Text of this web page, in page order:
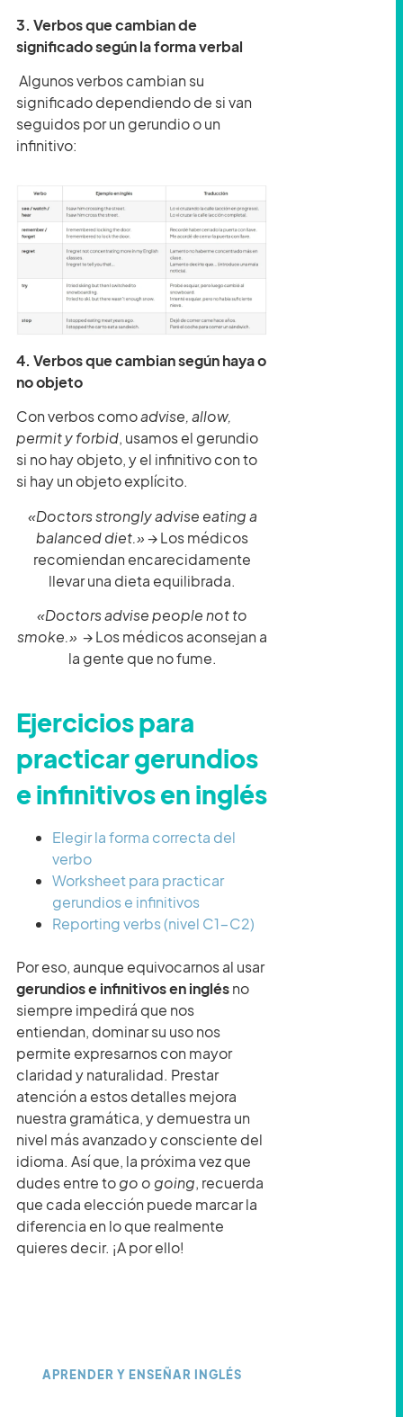
3. Verbos que cambian de
significado según la forma verbal
Algunos verbos cambian su
significado dependiendo de si van
seguidos por un gerundio o un
infinitivo:
4. Verbos que cambian según haya o
no objeto
Con verbos comoadvise, allow,
permit y forbid, usamos el gerundio
si no hay objeto, y el infinitivo con to
si hay un objeto explícito.
«Doctors strongly advise eating a
balanced diet.»→ Los médicos
recomiendan encarecidamente
llevar una dieta equilibrada.
«Doctors advise people not to
smoke.» → Los médicos aconsejan a
la gente que no fume.
Ejercicios para
practicar gerundios
e infinitivos en inglés
Elegir la forma correcta del
verbo
Worksheet para practicar
gerundios e infinitivos
Reporting verbs (nivel C1-C2)
Por eso, aunque equivocarnos al usar
gerundios e infinitivos en inglésno
siempre impedirá que nos
entiendan, dominar su uso nos
permite expresarnos con mayor
claridad y naturalidad. Prestar
atención a estos detalles mejora
nuestra gramática, y demuestra un
nivel más avanzado y consciente del
idioma. Así que, la próxima vez que
dudes entre togo o going, recuerda
que cada elección puede marcar la
diferencia en lo que realmente
quieres decir. ¡A por ello!
APRENDER Y ENSEÑAR INGLÉS